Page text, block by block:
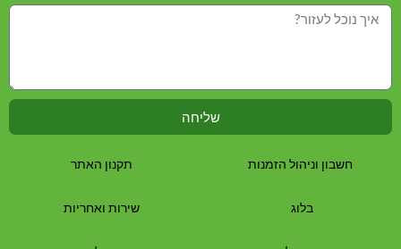
שליחה
חשבון וניהול הזמנות
בלוג
תקנון האתר
שירות ואחריות